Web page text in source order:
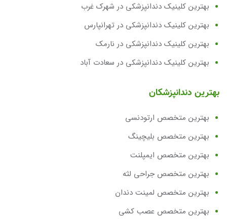
بهترین کلینیک دندانپزشکی در شهرک غرب
بهترین کلینیک دندانپزشکی در تهرانپارس
بهترین کلینیک دندانپزشکی در نارمک
بهترین کلینیک دندانپزشکی در سعادت آباد
بهترین دندانپزشکان
بهترین متخصص ارتودنسی
بهترین متخصص بلیچینگ
بهترین متخصص ایمپلنت
بهترین متخصص جراحی لثه
بهترین متخصص لمینت دندان
بهترین متخصص عصب کشی